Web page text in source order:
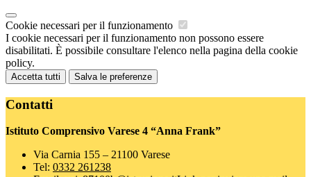
Cookie necessari per il funzionamento
I cookie necessari per il funzionamento non possono essere
disabilitati. È possibile consultare l'elenco nella pagina della cookie
policy.
Accetta tutti Salva le preferenze
Contatti
Istituto Comprensivo Varese 4 “Anna Frank”
Via Carnia 155 – 21100 Varese
Tel: 0332 261238